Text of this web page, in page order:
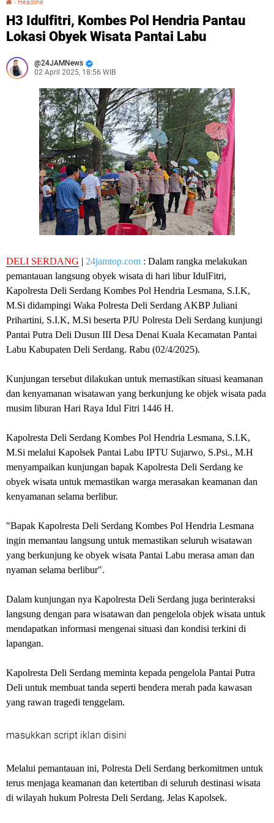
› Headline
H3 Idulfitri, Kombes Pol Hendria Pantau
Lokasi Obyek Wisata Pantai Labu
24JAMNews
02 April 2025, 18:56 WIB
DELI SERDANG | 24jamtop.com : Dalam rangka melakukan
pemantauan langsung obyek wisata di hari libur IdulFitri,
Kapolresta Deli Serdang Kombes Pol Hendria Lesmana, S.I.K,
M.Si didampingi Waka Polresta Deli Serdang AKBP Juliani
Prihartini, S.I.K, M.Si beserta PJU Polresta Deli Serdang kunjungi
Pantai Putra Deli Dusun III Desa Denai Kuala Kecamatan Pantai
Labu Kabupaten Deli Serdang. Rabu (02/4/2025).
Kunjungan tersebut dilakukan untuk memastikan situasi keamanan
dan kenyamanan wisatawan yang berkunjung ke objek wisata pada
musim liburan Hari Raya Idul Fitri 1446 H.
Kapolresta Deli Serdang Kombes Pol Hendria Lesmana, S.I.K,
M.Si melalui Kapolsek Pantai Labu IPTU Sujarwo, S.Psi., M.H
menyampaikan kunjungan bapak Kapolresta Deli Serdang ke
obyek wisata untuk memastikan warga merasakan keamanan dan
kenyamanan selama berlibur.
"Bapak Kapolresta Deli Serdang Kombes Pol Hendria Lesmana
ingin memantau langsung untuk memastikan seluruh wisatawan
yang berkunjung ke obyek wisata Pantai Labu merasa aman dan
nyaman selama berlibur".
Dalam kunjungan nya Kapolresta Deli Serdang juga berinteraksi
langsung dengan para wisatawan dan pengelola objek wisata untuk
mendapatkan informasi mengenai situasi dan kondisi terkini di
lapangan.
Kapolresta Deli Serdang meminta kepada pengelola Pantai Putra
Deli untuk membuat tanda seperti bendera merah pada kawasan
yang rawan tragedi tenggelam.
masukkan script iklan disini
Melalui pemantauan ini, Polresta Deli Serdang berkomitmen untuk
terus menjaga keamanan dan ketertiban di seluruh destinasi wisata
di wilayah hukum Polresta Deli Serdang. Jelas Kapolsek.